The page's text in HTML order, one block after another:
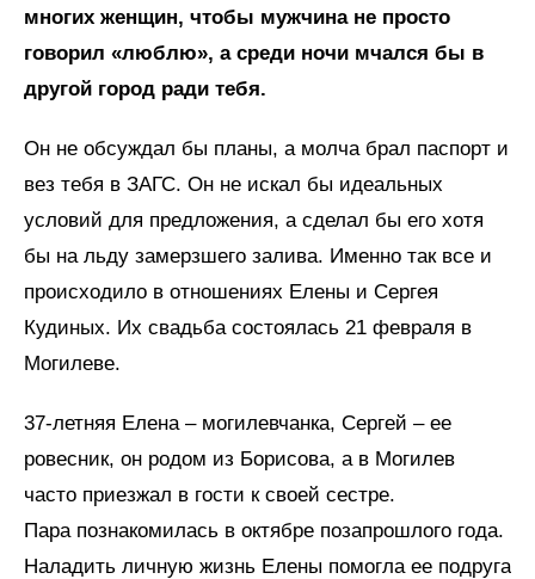
многих женщин, чтобы мужчина не просто
говорил «люблю», а среди ночи мчался бы в
другой город ради тебя.
Он не обсуждал бы планы, а молча брал паспорт и
вез тебя в ЗАГС. Он не искал бы идеальных
условий для предложения, а сделал бы его хотя
бы на льду замерзшего залива. Именно так все и
происходило в отношениях Елены и Сергея
Кудиных. Их свадьба состоялась 21 февраля в
Могилеве.
37-летняя Елена – могилевчанка, Сергей – ее
ровесник, он родом из Борисова, а в Могилев
часто приезжал в гости к своей сестре.
Пара познакомилась в октябре позапрошлого года.
Наладить личную жизнь Елены помогла ее подруга